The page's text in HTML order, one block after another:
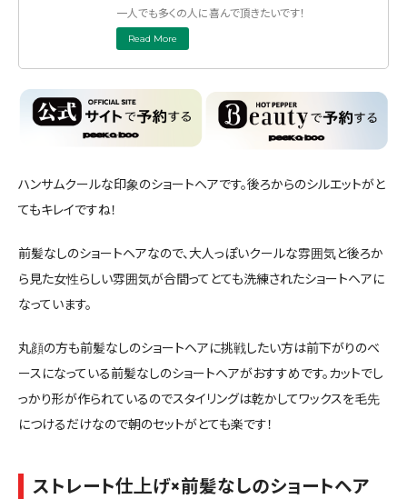
一人でも多くの人に喜んで頂きたいです！
Read More
ハンサムクールな印象のショートヘアです。後ろからのシルエットがと
てもキレイですね！
前髪なしのショートヘアなので、大人っぽいクールな雰囲気と後ろか
ら見た女性らしい雰囲気が合間ってとても洗練されたショートヘアに
なっています。
丸顔の方も前髪なしのショートヘアに挑戦したい方は前下がりのベ
ースになっている前髪なしのショートヘアがおすすめです。カットでし
っかり形が作られているのでスタイリングは乾かしてワックスを毛先
につけるだけなので朝のセットがとても楽です！
ストレート仕上げ×前髪なしのショートヘア